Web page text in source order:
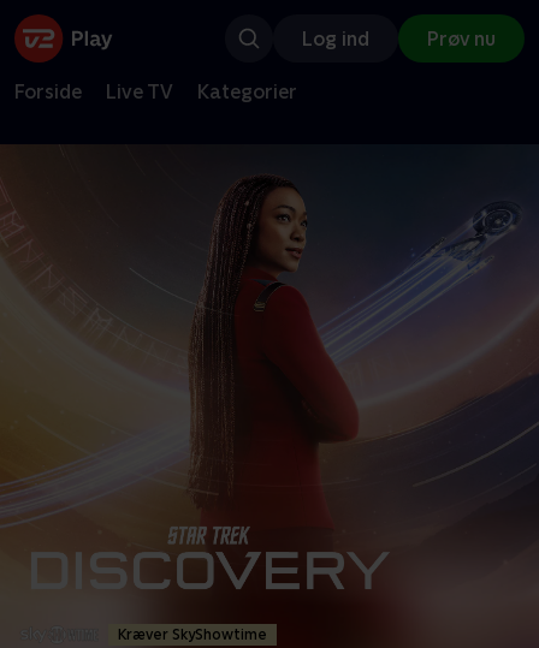
Log ind Prøv nu
Forside Live TV Kategorier
Kræver SkyShowtime